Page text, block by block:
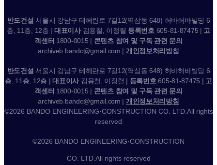
반도건설 서울시 강남구 테헤란로 7길12(역삼동 648) 허바허바빌딩 6
층, 11층, 12층 | 대표이사김용철, 이정렬 등록번호 605-81-87475 | 고
객센터 1800-0015 | 콘텐츠 참여 및 구독 관련 문의
archiveb.bando@gmail.com | 개인정보처리방침
반도건설 서울시 강남구 테헤란로 7길12(역삼동 648) 허바허바빌딩 6
층, 11층, 12층 |대표이사 김용철, 이정렬 | 등록번호 605-81-87475 | 고
객센터 1800-0015 | 콘텐츠 참여 및 구독 관련 문의
archiveb.bando@gmail.com | 개인정보처리방침
©2026 BANDO ENGINEERING·CONSTRUCTION CO. LTD.All rights
reserved
©2026 BANDO ENGINEERING·CONSTRUCTION
CO. LTD.All rights reserved